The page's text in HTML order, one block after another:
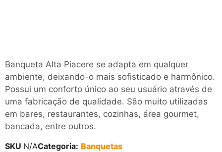
Banqueta Alta Piacere se adapta em qualquer
ambiente, deixando-o mais sofisticado e harmônico.
Possui um conforto único ao seu usuário através de
uma fabricação de qualidade. São muito utilizadas
em bares, restaurantes, cozinhas, área gourmet,
bancada, entre outros.
SKU N/ACategoria: Banquetas